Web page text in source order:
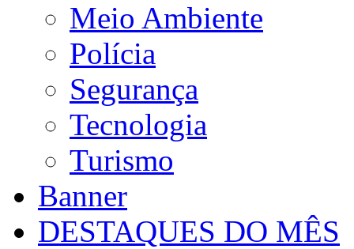
Meio Ambiente
Polícia
Segurança
Tecnologia
Turismo
Banner
DESTAQUES DO MÊS